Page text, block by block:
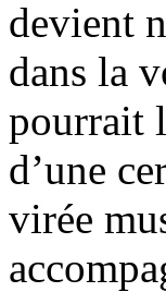
devient
dans la
pourrait
d’une
virée